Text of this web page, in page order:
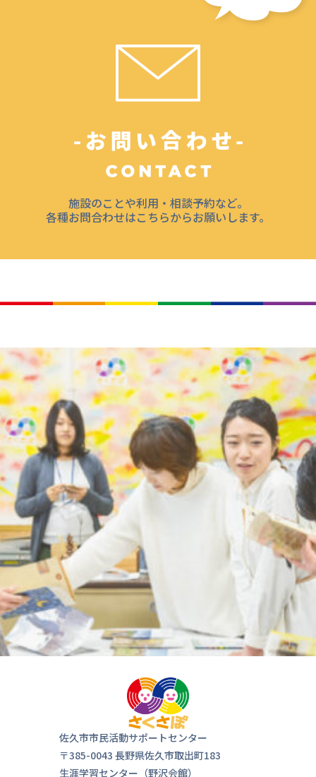
施設のことや利用・相談予約など。
各種お問合わせはこちらからお願いします。
佐久市市民活動サポートセンター
〒385-0043 長野県佐久市取出町183
生涯学習センター（野沢会館）